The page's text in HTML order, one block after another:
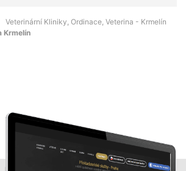
Veterinární Kliniky, Ordinace, Veterina - Krmelín
Krmelín